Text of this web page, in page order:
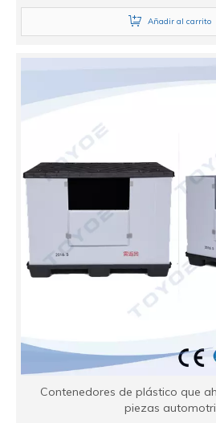
Añadir al carrito
Contenedores de plástico que
piezas